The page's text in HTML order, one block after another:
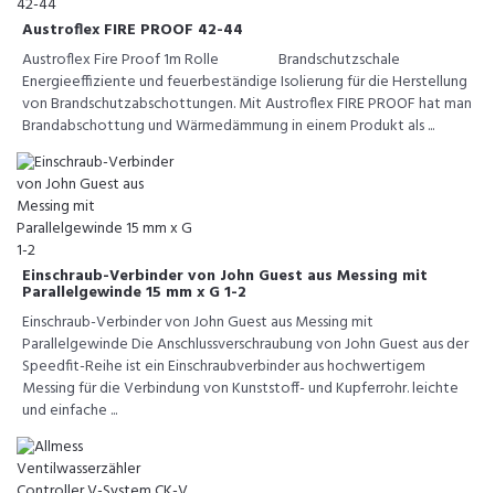
Austroflex FIRE PROOF 42-44
Austroflex Fire Proof 1m Rolle Brandschutzschale
Energieeffiziente und feuerbeständige Isolierung für die Herstellung
von Brandschutzabschottungen. Mit Austroflex FIRE PROOF hat man
Brandabschottung und Wärmedämmung in einem Produkt als ...
Einschraub-Verbinder von John Guest aus Messing mit
Parallelgewinde 15 mm x G 1-2
Einschraub-Verbinder von John Guest aus Messing mit
Parallelgewinde Die Anschlussverschraubung von John Guest aus der
Speedfit-Reihe ist ein Einschraubverbinder aus hochwertigem
Messing für die Verbindung von Kunststoff- und Kupferrohr. leichte
und einfache ...